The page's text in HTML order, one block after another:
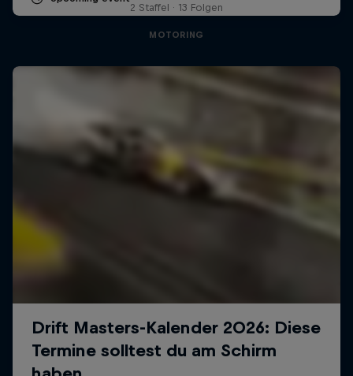
2 Staffel · 13 Folgen
MOTORING